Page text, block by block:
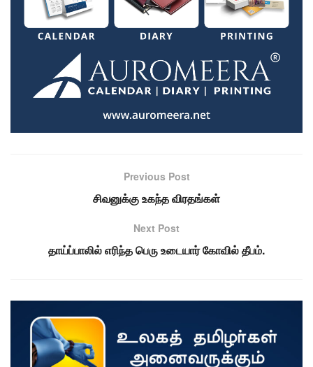
Previous Post
சிவனுக்கு உகந்த விரதங்கள்
Next Post
தாய்ப்பாலில் எரிந்த பெரு உடையார் கோவில் தீபம்.